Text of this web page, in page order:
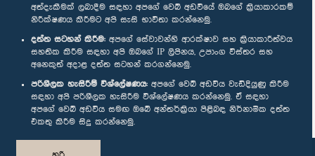
අත්දැකීමක් ලබාදීම සඳහා අපගේ වෙබ් අඩවියේ ඔබගේ ක්‍රියාකාරකම්
නිරීක්ෂණය කිරීමට අපි සැසි භාවිතා කරන්නෙමු.
දත්ත සටහන් කිරීම: අපගේ සේවාවන්හි ආරක්ෂාව සහ ක්‍රියාකාරීත්වය
සහතික කිරීම සඳහා අපි ඔබගේ IP ලිපිනය, උපාංග විස්තර සහ
අනෙකුත් අදාළ දත්ත සටහන් කරගන්නෙමු.
පරිශීලක හැසිරීම් විශ්ලේෂණය: අපගේ වෙබ් අඩවිය වැඩිදියුණු කිරීම
සඳහා අපි පරිශීලක හැසිරීම විශ්ලේෂණය කරන්නෙමු. ඒ සඳහා
අපගේ වෙබ් අඩවිය සමඟ ඔබේ අන්තර්ක්‍රියා පිළිබඳ නිර්නාමික දත්ත
එකතු කිරීම සිදු කරන්නෙමු.
අප හා සම්බන්ධ වී සිටින්න :
සම්මාන
පෞද්ගලිකත්ව ප්‍රතිපත්තිය